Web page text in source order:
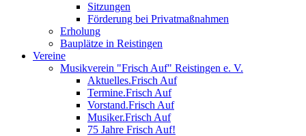
Sitzungen
Förderung bei Privatmaßnahmen
Erholung
Bauplätze in Reistingen
Vereine
Musikverein "Frisch Auf" Reistingen e. V.
Aktuelles.Frisch Auf
Termine.Frisch Auf
Vorstand.Frisch Auf
Musiker.Frisch Auf
75 Jahre Frisch Auf!